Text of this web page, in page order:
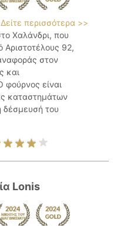
Δείτε περισσότερα >>
Χαλάνδρι, που
Αριστοτέλους 92,
στον
και
φούρνος είναι
καταστημάτων
δέσμευσή του
Lonis